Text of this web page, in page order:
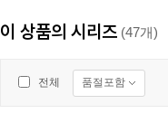
이 상품의 시리즈 (47개)
전체 품절포함